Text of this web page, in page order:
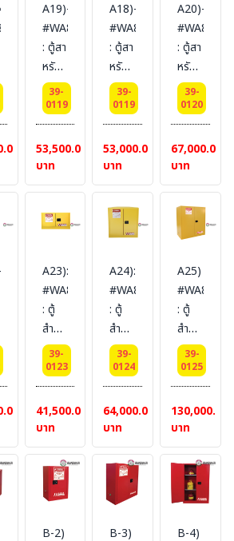
Ext
dimension
46x109x46
SYSBEL
(ไม่
รวม
Ext
dimension
61x109x46
SYSBEL
(ไม่
รวม
Ext
dimension
112x59x46
SYSBEL
(ไม่
รวม
CE)
)
A19)-114L
#WA810301
: ตู้สา
หรับ
เก็บ
ของเหลว
ไวไฟ
Flammable
Cabinets
114
door
Certification(FM/CE)
Ext
dimension
112x109x46
SYSBEL
(ไม่
สายดิน)
39-
0119
53,500.00
บาท
A18)-83L
#WA810221
: ตู้สา
หรับ
เก็บ
ของเหลว
ไวไฟ
Flammable
Cabinets
114
door
(self-
Certification(FM/CE)
Ext
dimension
112x109x46
SYSBEL
(ไม่
สายดิน)
39-
0119
53,000.00
บาท
A20)-170L
: ตู้สา
หรับ
เก็บ
ของเหลว
ไวไฟ
Cabinets
170
door
(self-
Ext
dimension
SYSBEL
(ไม่
สายดิน)
39-
0120
67,000.00
บาท
A23):
#WA810170
: ตู้
สำหรับ
เก็บ
ของเหลว
ไวไฟ
Flammable
Cabinets
64 L
2
door
(manual)
39-
0123
41,500.00
บาท
A24):
#WA810300C
: ตู้
สำหรับ
เก็บ
ของเหลว
ไวไฟ
Flammable
Cabinets
114
L 3
door
(manual)
39-
0124
64,000.00
บาท
A25)
: ตู้
สำหรับ
เก็บ
ของเหลว
ไวไฟ
Cabinets
415
L 2
door
(manual)
39-
0125
130,000.00
บาท
B-2)
B-3)
B-4)